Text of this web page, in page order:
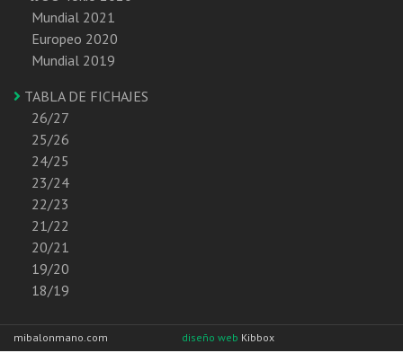
Mundial 2021
Europeo 2020
Mundial 2019
TABLA DE FICHAJES
26/27
25/26
24/25
23/24
22/23
21/22
20/21
19/20
18/19
mibalonmano.com diseño web Kibbox